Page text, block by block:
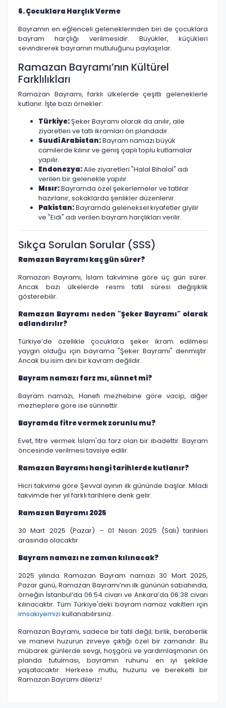
6. Çocuklara Harçlık Verme
Bayramın en eğlenceli geleneklerinden biri de çocuklara
bayram harçlığı verilmesidir. Büyükler, küçükleri
sevindirerek bayramın mutluluğunu paylaşırlar.
Ramazan Bayramı’nın Kültürel
Farklılıkları
Ramazan Bayramı, farklı ülkelerde çeşitli geleneklerle
kutlanır. İşte bazı örnekler:
Türkiye:Şeker Bayramı olarak da anılır, aile
ziyaretleri ve tatlı ikramları ön plandadır.
Suudi Arabistan:Bayram namazı büyük
camilerde kılınır ve geniş çaplı toplu kutlamalar
yapılır.
Endonezya:Aile ziyaretleri "Halal Bihalal" adı
verilen bir gelenekle yapılır.
Mısır:Bayramda özel şekerlemeler ve tatlılar
hazırlanır, sokaklarda şenlikler düzenlenir.
Pakistan:Bayramda geleneksel kıyafetler giyilir
ve "Eidi" adı verilen bayram harçlıkları verilir.
Sıkça Sorulan Sorular (SSS)
Ramazan Bayramı kaç gün sürer?
Ramazan Bayramı, İslam takvimine göre üç gün sürer.
Ancak bazı ülkelerde resmi tatil süresi değişiklik
gösterebilir.
Ramazan Bayramı neden "Şeker Bayramı" olarak
adlandırılır?
Türkiye’de özellikle çocuklara şeker ikram edilmesi
yaygın olduğu için bayrama "Şeker Bayramı" denmiştir.
Ancak bu isim dini bir kavram değildir.
Bayram namazı farz mı, sünnet mi?
Bayram namazı, Hanefi mezhebine göre vacip, diğer
mezheplere göre ise sünnettir.
Bayramda fitre vermek zorunlu mu?
Evet, fitre vermek İslam'da farz olan bir ibadettir. Bayram
öncesinde verilmesi tavsiye edilir.
Ramazan Bayramı hangi tarihlerde kutlanır?
Hicri takvime göre Şevval ayının ilk gününde başlar. Miladi
takvimde her yıl farklı tarihlere denk gelir.
Ramazan Bayramı 2025
30 Mart 2025 (Pazar) – 01 Nisan 2025 (Salı) tarihleri
arasında olacaktır.
Bayram namazı ne zaman kılınacak?
2025 yılında Ramazan Bayram namazı 30 Mart 2025,
Pazar günü, Ramazan Bayramı’nın ilk gününün sabahında,
örneğin İstanbul’da 06:54 civarı ve Ankara’da 06:38 civarı
kılınacaktır. Tüm Türkiye'deki bayram namaz vakitleri için
imsakiyemizi kullanabilirsiniz.
Ramazan Bayramı, sadece bir tatil değil; birlik, beraberlik
ve manevi huzurun zirveye çıktığı özel bir zamandır. Bu
mübarek günlerde sevgi, hoşgörü ve yardımlaşmanın ön
planda tutulması, bayramın ruhunu en iyi şekilde
yaşatacaktır. Herkese mutlu, huzurlu ve bereketli bir
Ramazan Bayramı dileriz!